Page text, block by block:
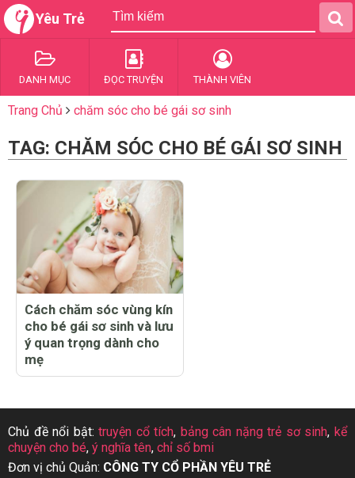
Yêu Trẻ
DANH MỤC ĐỌC TRUYỆN THÀNH VIÊN
Trang Chủ chăm sóc cho bé gái sơ sinh
TAG: CHĂM SÓC CHO BÉ GÁI SƠ SINH
Cách chăm sóc vùng kín
cho bé gái sơ sinh và lưu
ý quan trọng dành cho
mẹ
Chủ đề nổi bật:truyện cổ tích, bảng cân nặng trẻ sơ sinh,kể
chuyện cho bé, ý nghĩa tên, chỉ số bmi
Đơn vị chủ Quản: CÔNG TY CỔ PHẦN YÊU TRẺ